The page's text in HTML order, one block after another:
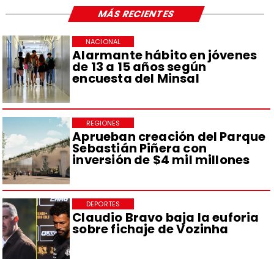
Alarmante hábito en jóvenes
de 13 a 15 años según
encuesta del Minsal
NACIONAL
Aprueban creación del Parque
Sebastián Piñera con
inversión de $4 mil millones
REGIONES
Claudio Bravo baja la euforia
sobre fichaje de Vozinha
DEPORTES
MÁS RECIENTES